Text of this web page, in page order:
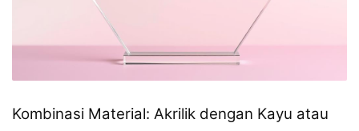
Kombinasi Material: Akrilik dengan Kayu atau